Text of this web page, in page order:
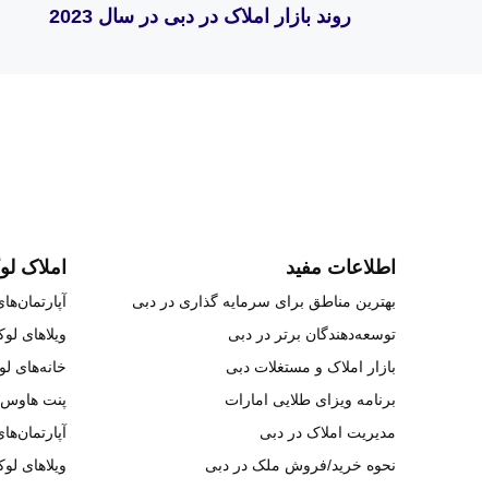
روند بازار املاک در دبی در سال 2023
اطلاعات مفید
بهترین مناطق برای سرمایه گذاری در دبی
توسعه‌دهندگان برتر در دبی
بازار املاک و مستغلات دبی
برنامه ویزای طلایی امارات
مدیریت املاک در دبی
نحوه خرید/فروش ملک در دبی
املاک
ویلاهای
خانه‌های
پنت
ویلاهای